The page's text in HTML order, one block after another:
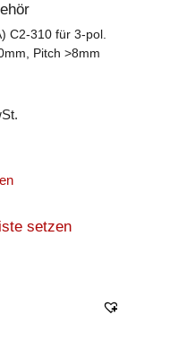
C2-310 für 3-pol.
Pitch >8mm
setzen